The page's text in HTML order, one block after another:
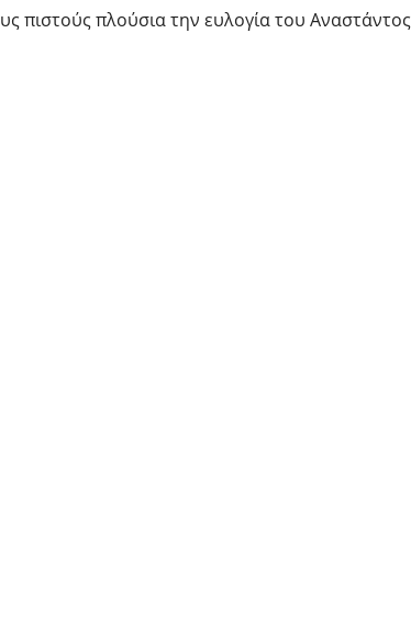
πιστούς πλούσια την ευλογία του Αναστάντος